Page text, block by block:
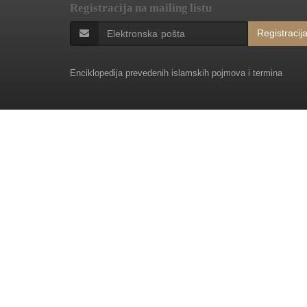
Registracija na mailing listu
Registracija
Enciklopedija prevedenih islamskih pojmova i termina